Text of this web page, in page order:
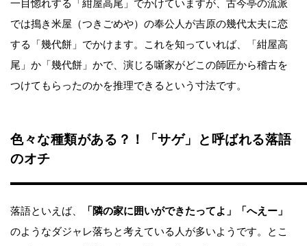
一目惚れする「紺屋高尾」でかけていますが、古今亭の流派
では搗き米屋（つきごめや）の奉公人が吉原の幾代太夫に恋
する「幾代餅」でかけます。これを知っていれば、「紺屋高
尾」か「幾代餅」かで、演じる噺家がどこの師匠から稽古を
つけてもらったのかを推理できるという寸法です。
色々な種類がある？！「サゲ」と呼ばれる落語
のオチ
落語といえば、
「隣の家に囲いができたってよ」「へえー」
のようなダジャレ落ちと考えている人が多いようです。とこ